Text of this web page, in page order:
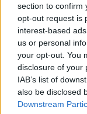
section to confirm
opt-out request is
interest-based
us or personal
your opt-out. You
disclosure of your
IAB’s list of
also be disclosed
Downstream
Μαλλιά: Τι
φυσικό